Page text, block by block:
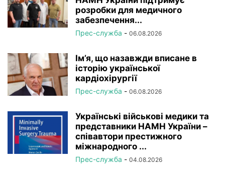
розробки для медичного
забезпечення...
Прес-служба - 06.08.2026
Ім’я, що назавжди вписане в
історію української
кардіохірургії
Прес-служба - 06.08.2026
Українські військові медики та
представники НАМН України –
співавтори престижного
міжнародного ...
Прес-служба - 04.08.2026